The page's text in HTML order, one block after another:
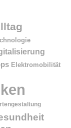
Elektromobilität